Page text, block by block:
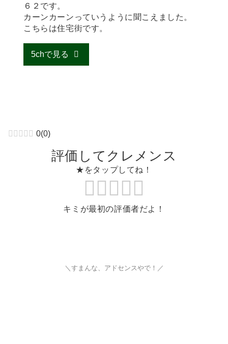
６２です。
カーンカーンっていうように聞こえました。
こちらは住宅街です。
5chで見る
0(0)
評価してクレメンス
★をタップしてね！
キミが最初の評価者だよ！
＼すまんな、アドセンスやで！／